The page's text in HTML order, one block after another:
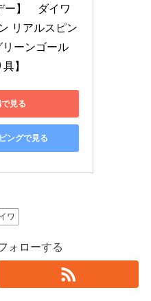
ー】　ダイワ
リアルスピン
ーンゴール
】
見る
ングで見る
ワ
ォローする